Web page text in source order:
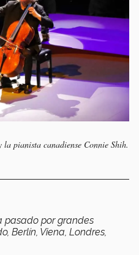
pianista canadiense Connie Shih.
pasado por grandes
Berlín, Viena, Londres,